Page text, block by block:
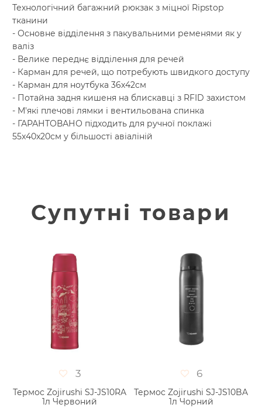
Технологічний багажний рюкзак з міцної Ripstop
тканини
- Основне відділення з пакувальними ременями як у
валіз
- Велике переднє відділення для речей
- Карман для речей, що потребують швидкого доступу
- Карман для ноутбука 36х42см
- Потайна задня кишеня на блискавці з RFID захистом
- М'які плечові лямки і вентильована спинка
- ГАРАНТОВАНО підходить для ручної поклажі
55x40x20см у більшості авіаліній
Супутні товари
3
Термос Zojirushi SJ-JS10RA
1л Червоний
6
Термос Zojirushi SJ-JS10BA
1л Чорний